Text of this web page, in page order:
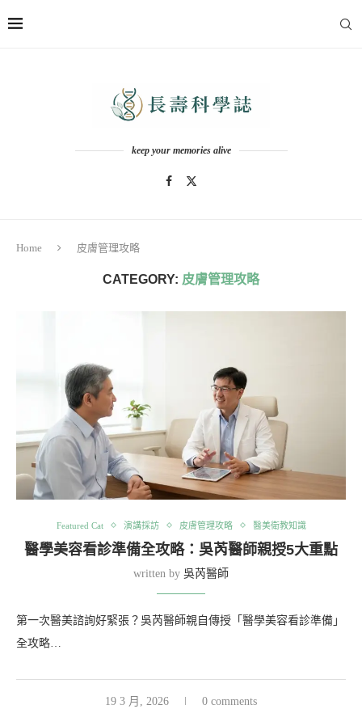
keep your memories alive
Home 皮膚管理攻略
CATEGORY: 皮膚管理攻略
Featured Cat 演講採訪 皮膚管理攻略 醫美衛教知識
醫學美容看診準備全攻略：吳芮醫師親授5大重點
written by 吳芮醫師
第一次醫美諮詢好緊張？吳芮醫師親自傳授「醫學美容看診準備」
全攻略…
19 3 月, 2026 0 comments